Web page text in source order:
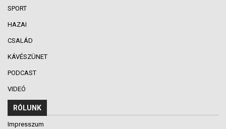
SPORT
HAZAI
CSALÁD
KÁVÉSZÜNET
PODCAST
VIDEÓ
RÓLUNK
Impresszum